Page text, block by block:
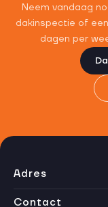
Neem vandaag
dakinspectie of
dagen per
Adres
Contact